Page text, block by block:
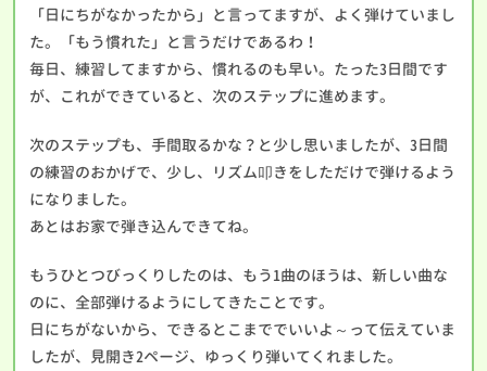
「日にちがなかったから」と言ってますが、よく弾けていまし
た。「もう慣れた」と言うだけであるわ！
毎日、練習してますから、慣れるのも早い。たった3日間です
が、これができていると、次のステップに進めます。
次のステップも、手間取るかな？と少し思いましたが、3日間
の練習のおかげで、少し、リズム叩きをしただけで弾けるよう
になりました。
あとはお家で弾き込んできてね。
もうひとつびっくりしたのは、もう1曲のほうは、新しい曲な
のに、全部弾けるようにしてきたことです。
日にちがないから、できるとこまででいいよ～って伝えていま
したが、見開き2ページ、ゆっくり弾いてくれました。